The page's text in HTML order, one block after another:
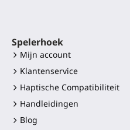
Spelerhoek
Mijn account
Klantenservice
Haptische Compatibiliteit
Handleidingen
Blog